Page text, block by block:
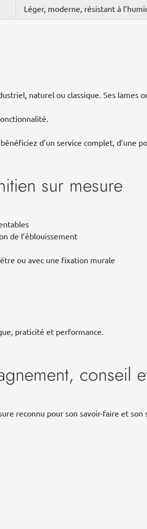
Léger, moderne, résistant à
naturel ou classique. Ses lames
d’un service complet, d’une
sur mesure
de l’éblouissement
ou avec une fixation murale
praticité et performance.
conseil
reconnu pour son savoir-faire et